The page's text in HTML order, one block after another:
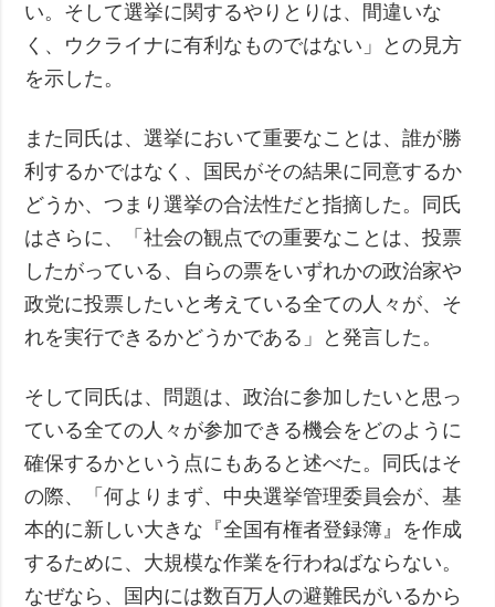
い。そして選挙に関するやりとりは、間違いな
く、ウクライナに有利なものではない」との見方
を示した。
また同氏は、選挙において重要なことは、誰が勝
利するかではなく、国民がその結果に同意するか
どうか、つまり選挙の合法性だと指摘した。同氏
はさらに、「社会の観点での重要なことは、投票
したがっている、自らの票をいずれかの政治家や
政党に投票したいと考えている全ての人々が、そ
れを実行できるかどうかである」と発言した。
そして同氏は、問題は、政治に参加したいと思っ
ている全ての人々が参加できる機会をどのように
確保するかという点にもあると述べた。同氏はそ
の際、「何よりまず、中央選挙管理委員会が、基
本的に新しい大きな『全国有権者登録簿』を作成
するために、大規模な作業を行わねばならない。
なぜなら、国内には数百万人の避難民がいるから